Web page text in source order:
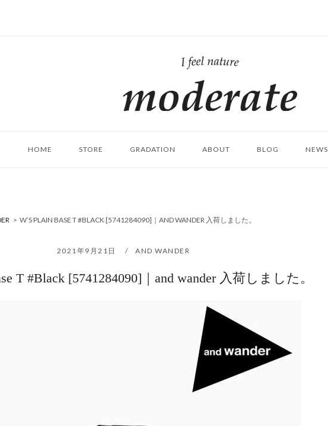
ム
HOME STORE GRADATION ABOUT BLOG NEWS
> W’S PLAIN BASE T #BLACK [5741284090]｜AND WANDER 入荷しました。
2021年9月21日 AND WANDER
T #Black [5741284090]｜and wander 入荷しました。